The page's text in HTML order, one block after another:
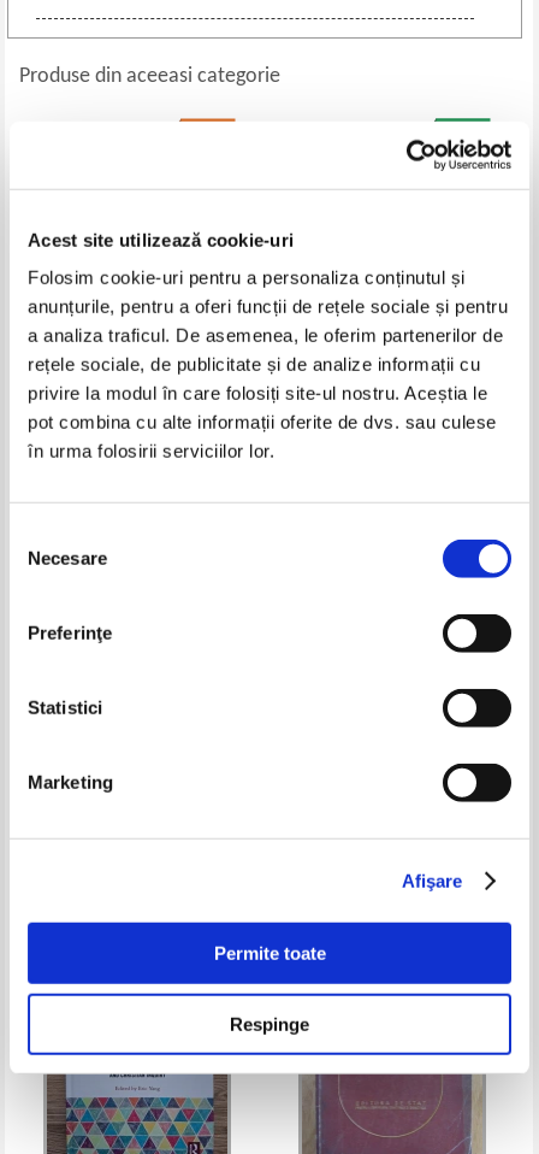
Acest site utilizează cookie-uri
Folosim cookie-uri pentru a personaliza conținutul și
anunțurile, pentru a oferi funcții de rețele sociale și pentru
a analiza traficul. De asemenea, le oferim partenerilor de
rețele sociale, de publicitate și de analize informații cu
privire la modul în care folosiți site-ul nostru. Aceștia le
pot combina cu alte informații oferite de dvs. sau culese
în urma folosirii serviciilor lor.
consimțământului
Necesare
Preferinţe
Statistici
Marketing
Afişare
Permite toate
Respinge
Produse din aceeasi categorie
Jean - Jacques Wunenburger -
Pret: 100,00Lei 85,00 Lei
Adaugă în coș
Istoria filosofiei moderne,
volumul 1. Dela Renastere pana
la Kant (1937)
Pret: 65,00 Lei
When men were men.
Pret:130,00Lei 110,50 Lei
Enciclopedie de filosofie si
Pret:110,00Lei 88,00 Lei